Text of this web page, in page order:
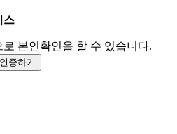
스
로 본인확인을 할 수 있습니다.
인증하기